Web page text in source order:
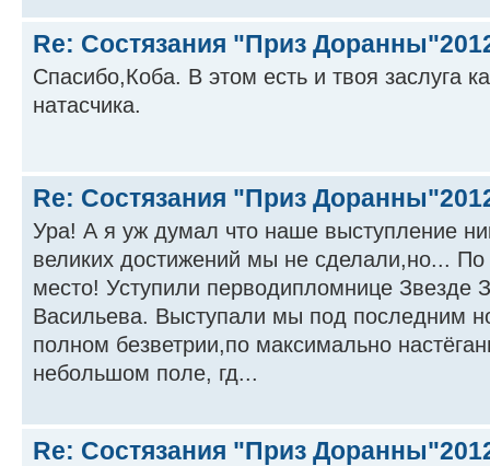
Re: Состязания "Приз
Спасибо,Коба. В этом есть и твоя заслуга
натасчика.
Re: Состязания "Приз
Ура! А я уж думал что наше выступление
великих достижений мы не сделали,но...
место! Уступили перводипломнице Звезде
Васильева. Выступали мы под последним
полном безветрии,по максимально
небольшом поле, гд...
Re: Состязания "Приз